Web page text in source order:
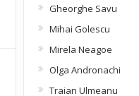
Gheorghe Savu
Mihai Golescu
Mirela Neagoe
Olga Andronachi
Traian Ulmeanu